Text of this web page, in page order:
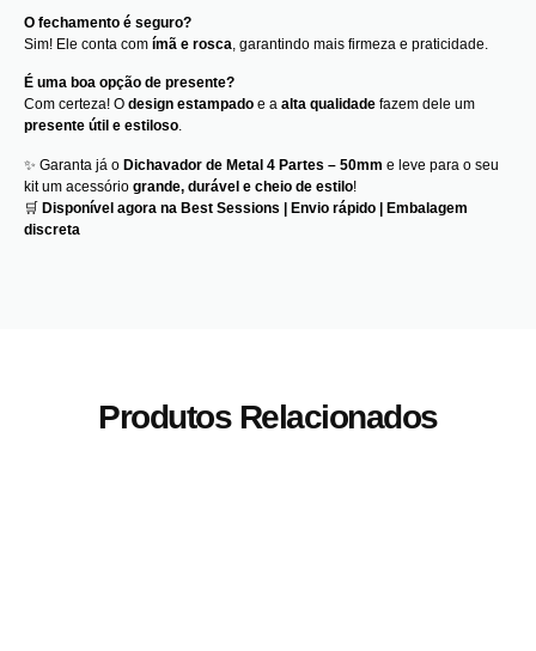
O fechamento é seguro?
Sim! Ele conta com ímã e rosca, garantindo mais firmeza e praticidade.
É uma boa opção de presente?
Com certeza! O design estampado e a alta qualidade fazem dele um
presente útil e estiloso.
✨ Garanta já o Dichavador de Metal 4 Partes – 50mm e leve para o seu
kit um acessório grande, durável e cheio de estilo!
🛒 Disponível agora na Best Sessions | Envio rápido | Embalagem
discreta
Produtos Relacionados